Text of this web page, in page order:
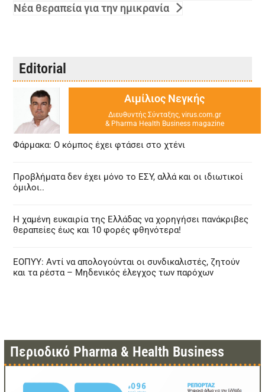
Νέα θεραπεία για την ημικρανία
Editorial
Αιμίλιος Νεγκής
Διευθυντής Σύνταξης, virus.com.gr
& Pharma Health Business magazine
Φάρμακα: Ο κόμπος έχει φτάσει στο χτένι
Προβλήματα δεν έχει μόνο το ΕΣΥ, αλλά και οι ιδιωτικοί
όμιλοι..
Η χαμένη ευκαιρία της Ελλάδας να χορηγήσει πανάκριβες
θεραπείες έως και 10 φορές φθηνότερα!
ΕΟΠΥΥ: Αντί να απολογούνται οι συνδικαλιστές, ζητούν
και τα ρέστα – Μηδενικός έλεγχος των παρόχων
Περιοδικό Pharma & Health Business